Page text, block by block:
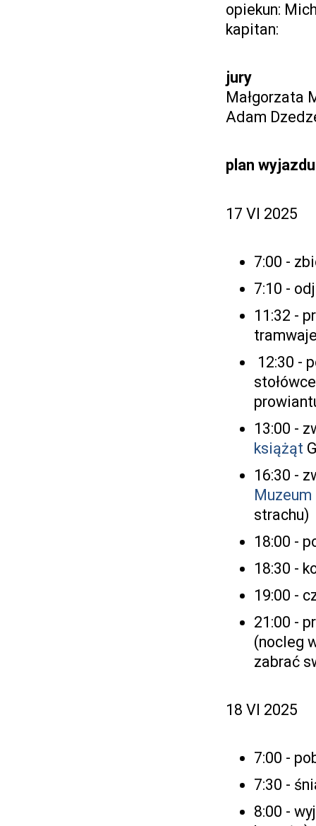
opiekun:
kapitan:
jury
Małgorzata
Adam
plan wyjazdu
17 VI 2025
7:00 -
7:10 -
11:32 -
12:30 -
13:00 -
książąt
16:30 -
strachu)
18:00 -
18:30 -
19:00 -
21:00 -
(nocleg
zabrać
18 VI 2025
7:00 -
7:30 -
8:00 -